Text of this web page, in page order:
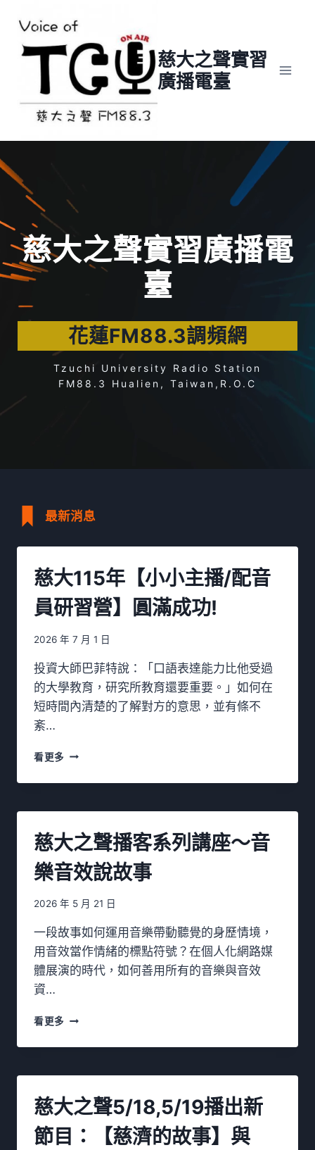
content
慈大之聲實習
廣播電臺
慈大之聲實習廣播電
臺
花蓮FM88.3調頻網
Tzuchi University Radio Station
FM88.3 Hualien, Taiwan,R.O.C
最新消息
慈大115年【小小主播/配音
員研習營】圓滿成功!
2026 年 7 月 1 日
投資大師巴菲特說：「口語表達能力比他受過
的大學教育，研究所教育還要重要。」如何在
短時間內清楚的了解對方的意思，並有條不
紊…
看更多 慈
1
5
【
小
播
配
音
員
研
】
滿
功
!
慈大之聲播客系列講座～音
樂音效說故事
2026 年 5 月 21 日
一段故事如何運用音樂帶動聽覺的身歷情境，
用音效當作情緒的標點符號？在個人化網路媒
體展演的時代，如何善用所有的音樂與音效
資…
看更多
之
播
系
講
慈大之聲5/18,5/19播出新
節目：【慈濟的故事】與